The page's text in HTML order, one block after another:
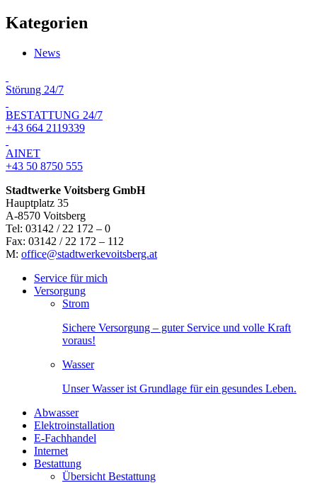
Kategorien
News
Störung 24/7
BESTATTUNG 24/7
+43 664 2119339
AINET
+43 50 8750 555
Stadtwerke Voitsberg GmbH
Hauptplatz 35
A-8570 Voitsberg
Tel: 03142 / 22 172 – 0
Fax: 03142 / 22 172 – 112
M: office@stadtwerkevoitsberg.at
Service für mich
Versorgung
Strom
Sichere Versorgung – guter Service und volle Kraft
voraus!
Wasser
Unser Wasser ist Grundlage für ein gesundes Leben.
Abwasser
Elektroinstallation
E-Fachhandel
Internet
Bestattung
Übersicht Bestattung